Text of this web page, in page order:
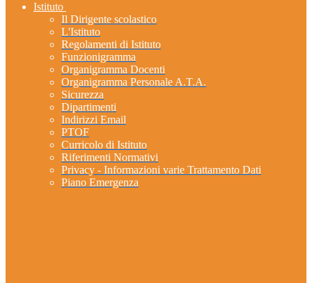
Istituto
Il Dirigente scolastico
L'Istituto
Regolamenti di Istituto
Funzionigramma
Organigramma Docenti
Organigramma Personale A.T.A.
Sicurezza
Dipartimenti
Indirizzi Email
PTOF
Curricolo di Istituto
Riferimenti Normativi
Privacy - Informazioni varie Trattamento Dati
Piano Emergenza